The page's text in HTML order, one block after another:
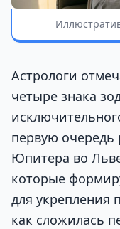
Астрологи
четыре знака
первую очередь
Юпитера во
которые
для укрепления
как сложилась